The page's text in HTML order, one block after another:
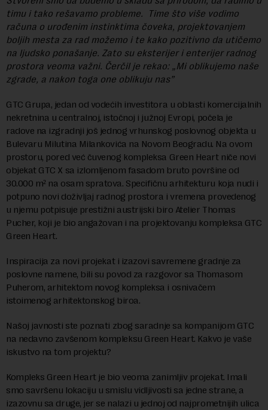
timu i tako rešavamo probleme. Time što više vodimo
računa o urođenim instinktima čoveka, projektovanjem
boljih mesta za rad možemo i te kako pozitivno da utičemo
na ljudsko ponašanje. Zato su eksterijer i enterijer radnog
prostora veoma važni. Čerčil je rekao: „Mi oblikujemo naše
zgrade, a nakon toga one oblikuju nas”
GTC Grupa, jedan od vodećih investitora u oblasti komercijalnih
nekretnina u centralnoj, istočnoj i južnoj Evropi, počela je
radove na izgradnji još jednog vrhunskog poslovnog objekta u
Bulevaru Milutina Milankovića na Novom Beogradu. Na ovom
prostoru, pored već čuvenog kompleksa Green Heart niče novi
objekat GTC X sa izlomljenom fasadom bruto površine od
30.000 m² na osam spratova. Specifičnu arhitekturu koja nudi i
potpuno novi doživljaj radnog prostora i vremena provedenog
u njemu potpisuje prestižni austrijski biro Atelier Thomas
Pucher, koji je bio angažovan i na projektovanju kompleksa GTC
Green Heart.
Inspiracija za novi projekat i izazovi savremene gradnje za
poslovne namene, bili su povod za razgovor sa Thomasom
Puherom, arhitektom novog kompleksa i osnivačem
istoimenog arhitektonskog biroa.
Našoj javnosti ste poznati zbog saradnje sa kompanijom GTC
na nedavno zavšenom kompleksu Green Heart. Kakvo je vaše
iskustvo na tom projektu?
Kompleks Green Heart je bio veoma zanimljiv projekat. Imali
smo savršenu lokaciju u smislu vidljivosti sa jedne strane, a
izazovnu sa druge, jer se nalazi u jednoj od najprometnijih ulica